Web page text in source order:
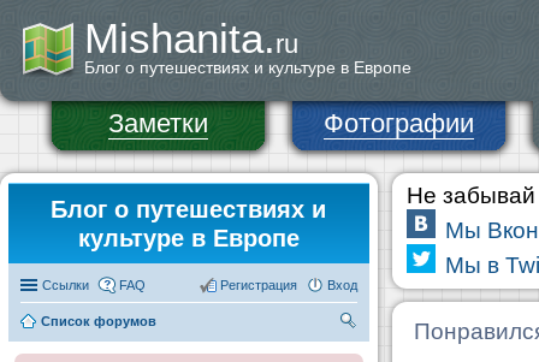
Mishanita.ru
Блог о путешествиях и культуре в Европе
Заметки Фотографии
Блог о путешествиях и
культуре в Европе
Ссылки FAQ Вход
Регистрация
Список форумов
Не забывай
Мы
Мы в